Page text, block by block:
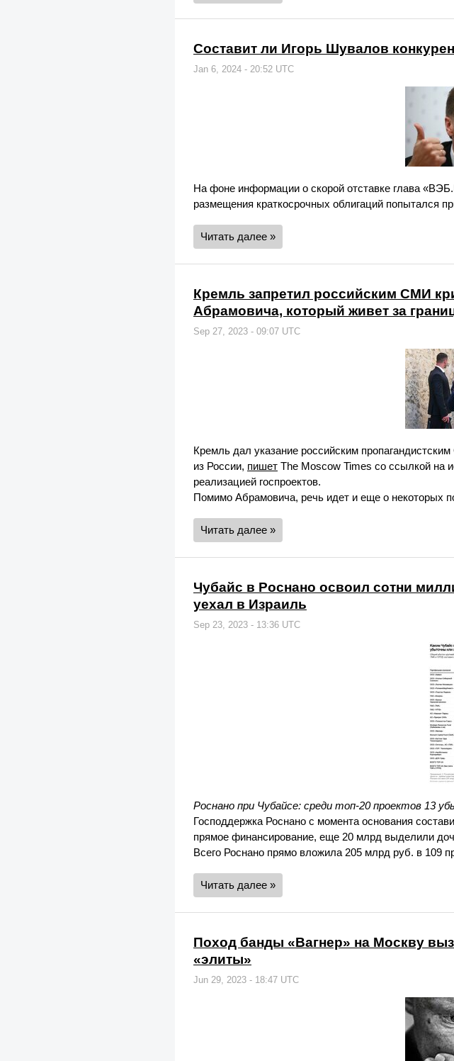
Составит ли Игорь Шувалов
Jan 6, 2024 - 20:52 UTC
На фоне информации о скорой отставке глава
размещения краткосрочных облигаций попытался
Читать далее »
Кремль запретил российским СМИ
Абрамовича, который живет за
Sep 27, 2023 - 09:07 UTC
Кремль дал указание российским
из России, пишет The Moscow Times со ссылкой на
реализацией госпроектов.
Помимо Абрамовича, речь идет и еще о некоторых
Читать далее »
Чубайс в Роснано освоил сотни
уехал в Израиль
Sep 23, 2023 - 13:36 UTC
Роснано при Чубайсе: среди топ-20 проектов 13
Господдержка Роснано с момента основания
прямое финансирование, еще 20 млрд выделили
Всего Роснано прямо вложила 205 млрд руб. в 109
Читать далее »
Поход банды «Вагнер» на Москву
«элиты»
Jun 29, 2023 - 18:47 UTC